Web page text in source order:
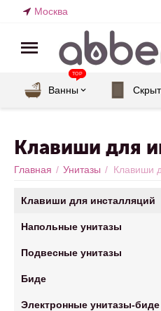
Москва
Ванны
TOP
Клавиши для
Главная / Унитазы / Клавиши
Клавиши для инсталляций
Напольные унитазы
Подвесные унитазы
Биде
Электронные унитазы-биде